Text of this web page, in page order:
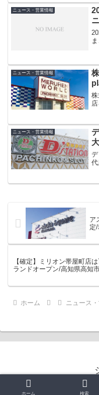
ニュース・営業情報
ニュース・営業情報
ニュース・営業情報
代
ア
定
【確定】ミリオン帯屋町店
ランドオープン/高知県高知
ホーム ニュース
©
ホーム 検索